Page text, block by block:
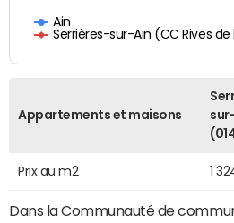
Ain
Serrières-sur-Ain (CC Rives
Appartements et maisons
Prix au m2 1
Dans la Communauté de